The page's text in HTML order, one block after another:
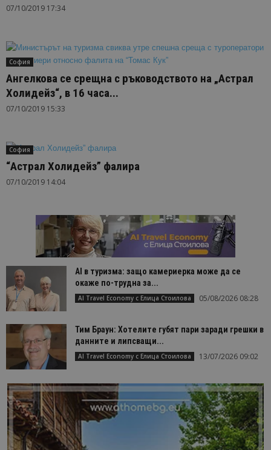
07/10/2019 17:34
София
Ангелкова се срещна с ръководството на „Астрал
Холидейз“, в 16 часа...
07/10/2019 15:33
София
“Астрал Холидейз” фалира
07/10/2019 14:04
AI в туризма: защо камериерка може да се
окаже по-трудна за...
AI Travel Economy с Елица Стоилова 05/08/2026 08:28
Тим Браун: Хотелите губят пари заради грешки в
данните и липсващи...
AI Travel Economy с Елица Стоилова 13/07/2026 09:02